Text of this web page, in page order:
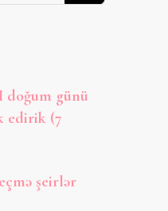
günü
edirik (7
şeirlər